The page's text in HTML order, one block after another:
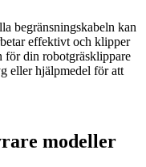
begränsningskabeln kan
effektivt och klipper
för din robotgräsklippare
eller hjälpmedel för att
modeller